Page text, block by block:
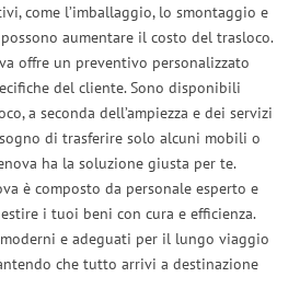
come l’imballaggio, lo smontaggio e
aumentare il costo del trasloco.
offre un preventivo personalizzato
del cliente. Sono disponibili
a seconda dell’ampiezza e dei servizi
di trasferire solo alcuni mobili o
ha la soluzione giusta per te.
è composto da personale esperto e
i tuoi beni con cura e efficienza.
moderni e adeguati per il lungo viaggio
che tutto arrivi a destinazione